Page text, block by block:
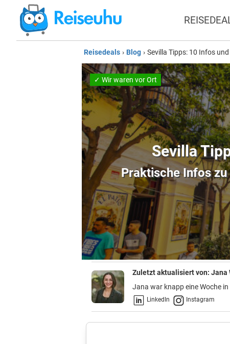
Reisedeals › Blog › Sevilla Tipps: 10 Infos
✓ Wir waren vor Ort
Sevilla
Praktische Infos
Zuletzt aktualisiert von:Jana
Jana war knapp eine Woche
LinkedIn Instagram